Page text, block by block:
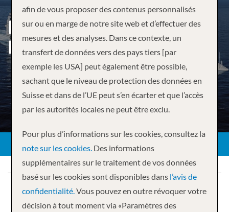
MÉDITERRANÉE AU
DÉPART DE MARSEILLE
afin de vous proposer des contenus personnalisés
sur ou en marge de notre site web et d’effectuer des
mesures et des analyses. Dans ce contexte, un
transfert de données vers des pays tiers [par
exemple les USA] peut également être possible,
sachant que le niveau de protection des données en
Suisse et dans de l’UE peut s’en écarter et que l’accès
par les autorités locales ne peut être exclu.
Pour plus d’informations sur les cookies, consultez la
note sur les cookies. Des informations
supplémentaires sur le traitement de vos données
basé sur les cookies sont disponibles dans l’avis de
confidentialité.Vous pouvez en outre révoquer votre
décision à tout moment via «Paramètres des